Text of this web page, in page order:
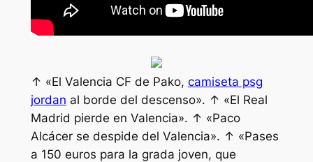
↑ «El Valencia CF de Pako, camiseta psg
jordan al borde del descenso». ↑ «El Real
Madrid pierde en Valencia». ↑ «Paco
Alcácer se despide del Valencia». ↑ «Pases
a 150 euros para la grada joven, que